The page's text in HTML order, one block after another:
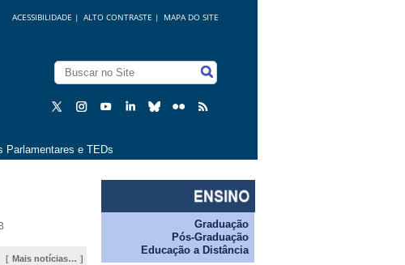
MAPA DO SITE
ALTO CONTRASTE |
ACESSIBILIDADE |
Parlamentares e TEDs
Mais notícias…
Graduação
Pós-Graduação
Educação a Distância